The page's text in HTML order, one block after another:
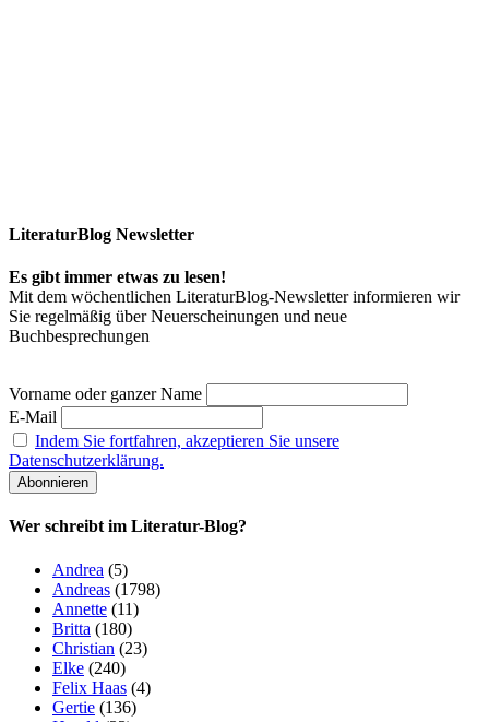
LiteraturBlog Newsletter
Es gibt immer etwas zu lesen!
Mit dem wöchentlichen LiteraturBlog-Newsletter informieren wir
Sie regelmäßig über Neuerscheinungen und neue
Buchbesprechungen
Vorname oder ganzer Name
E-Mail
Indem Sie fortfahren, akzeptieren Sie unsere
Datenschutzerklärung.
Wer schreibt im Literatur-Blog?
Andrea (5)
Andreas (1798)
Annette (11)
Britta (180)
Christian (23)
Elke (240)
Felix Haas (4)
Gertie (136)